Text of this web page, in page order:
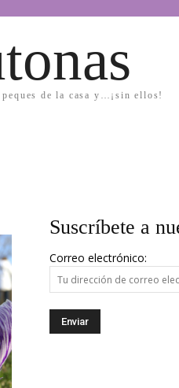
de la casa y…¡sin ellos!
Suscríbete a
Correo electrónico: